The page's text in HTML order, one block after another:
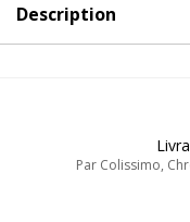
Description
autoporté, structure
Par Colissimo,